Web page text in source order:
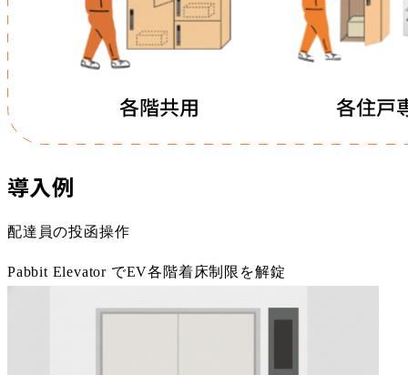
導入例
配達員の投函操作
Pabbit Elevator でEV各階着床制限を解錠